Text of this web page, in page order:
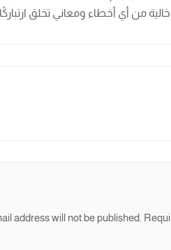
من أي أخطاء ومعاني تخلق
address will not be published.